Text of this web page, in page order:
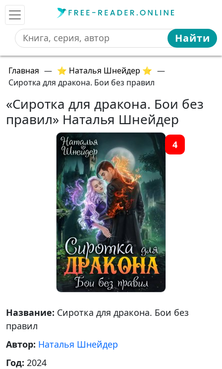
Найти
Главная — ⭐ Наталья Шнейдер ⭐ —
Сиротка для дракона. Бои без правил
«Сиротка для дракона. Бои без
правил» Наталья Шнейдер
4
Название: Сиротка для дракона. Бои без
правил
Автор: Наталья Шнейдер
Год: 2024